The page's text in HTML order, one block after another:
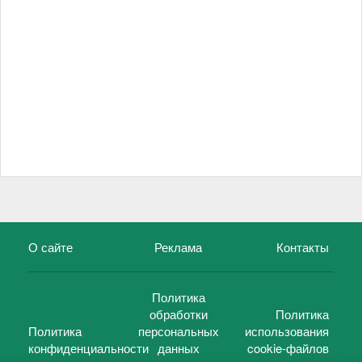
О сайте Реклама Контакты
Политика
конфиденциальности
Политика
обработки
персональных
данных
Политика
использования
cookie-файлов